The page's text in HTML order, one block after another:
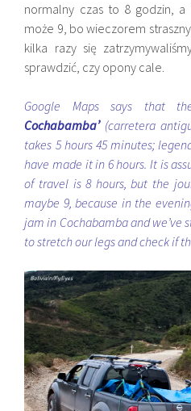
normalny czas to 8 godzin, a
może 9, bo wieczorem
kilka razy się
sprawdzić, czy opony cale.
Google Maps says that
Cochabamba’(carretera
takes 5 hours 45 minutes;
have made it in 6 hours. It is
of travel is 8 hours, but the
maybe 9, because in the
jam in Cochabamba and we’ve
to stretch our legs and check if